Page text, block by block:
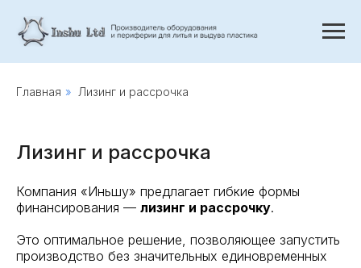
Главная » Лизинг и рассрочка
Лизинг и рассрочка
Компания «Иньшу» предлагает гибкие формы
финансирования — лизинг и рассрочку.
Это оптимальное решение, позволяющее запустить
производство без значительных единовременных